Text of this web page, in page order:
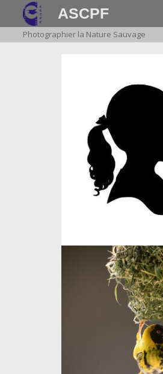
ASCPF
Photographier la Nature Sauvage